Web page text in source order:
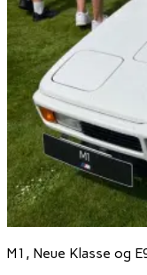
M1, Neue Klasse og